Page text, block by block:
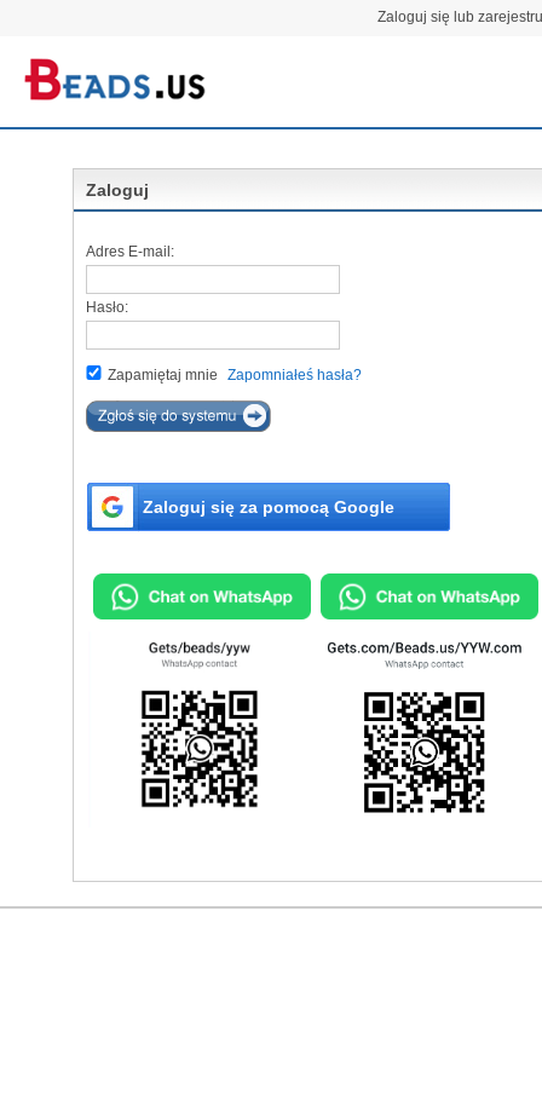
Zaloguj się lub
Zaloguj
Adres E-mail:
Hasło:
Zapamiętaj mnie Zapomniałeś hasła?
Zaloguj się za pomocą Google